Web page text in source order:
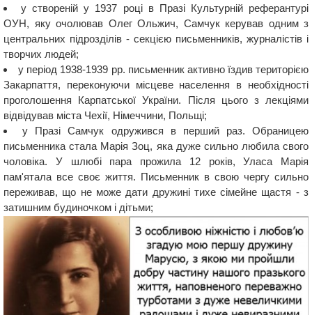
у створеній у 1937 році в Празі Культурній реферантурі
ОУН, яку очолював Олег Ольжич, Самчук керував одним з
центральних підрозділів - секцією письменників, журналістів і
творчих людей;
у період 1938-1939 рр. письменник активно їздив територією
Закарпаття, переконуючи місцеве населення в необхідності
проголошення Карпатської України. Після цього з лекціями
відвідував міста Чехії, Німеччини, Польщі;
у Празі Самчук одружився в перший раз. Обраницею
письменника стала Марія Зоц, яка дуже сильно любила свого
чоловіка. У шлюбі пара прожила 12 років, Уласа Марія
пам'ятала все своє життя. Письменник в свою чергу сильно
переживав, що не може дати дружині тихе сімейне щастя - з
затишним будиночком і дітьми;